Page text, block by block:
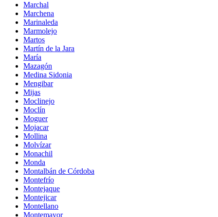
Marchal
Marchena
Marinaleda
Marmolejo
Martos
Martín de la Jara
María
Mazagón
Medina Sidonia
Mengibar
Mijas
Moclinejo
Moclín
Moguer
Mojacar
Mollina
Molvízar
Monachil
Monda
Montalbán de Córdoba
Montefrío
Montejaque
Montejicar
Montellano
Montemayor